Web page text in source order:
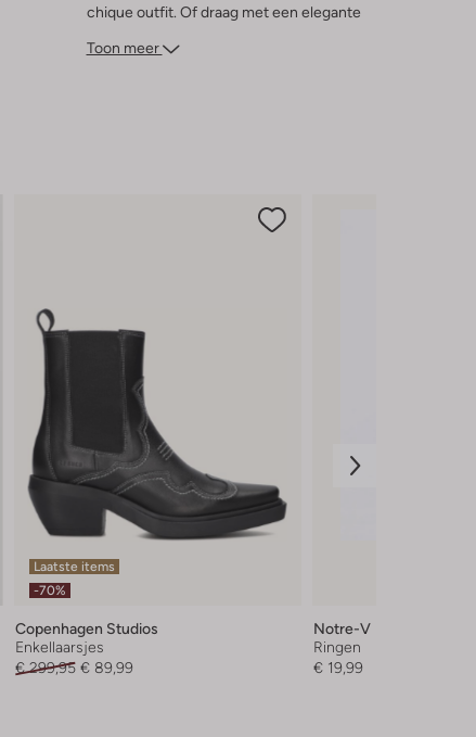
chique outfit. Of draag met een elegante
look. De wijde pijpen geven je outfit een
Toon meer
Laatste items
-70%
Copenhagen Studios
Enkellaarsjes
€ 299,95 € 89,99
Notre-V
Ringen
€ 19,99